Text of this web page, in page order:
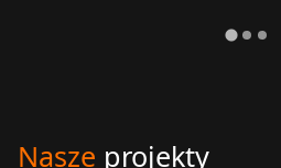
Nasze projekty